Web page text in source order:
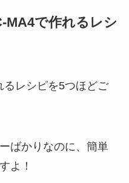
MA4で作れるレシ
るレシピを5つほどご
ばかりなのに、簡単
よ！